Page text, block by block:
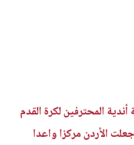
المحترفين لكرة القدم
الأردن مركزا واعدا